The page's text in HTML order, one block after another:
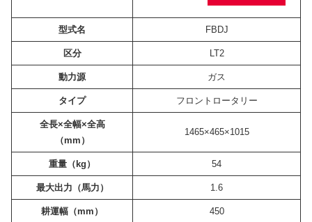
型式名 FBDJ
区分 LT2
動力源 ガス
タイプ フロントロータリー
全長×全幅×全高
（mm）
1465×465×1015
重量（kg） 54
最大出力（馬力） 1.6
耕運幅（mm） 450